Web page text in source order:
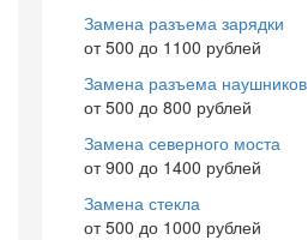
Замена разъема зарядки
от 500 до 1100 рублей
Замена разъема наушников
от 500 до 800 рублей
Замена северного моста
от 900 до 1400 рублей
Замена стекла
от 500 до 1000 рублей